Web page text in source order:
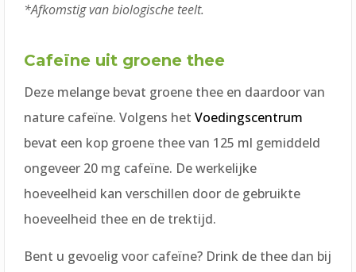
*Afkomstig van biologische teelt.
Cafeïne uit groene thee
Deze melange bevat groene thee en daardoor van
nature cafeïne. Volgens het Voedingscentrum
bevat een kop groene thee van 125 ml gemiddeld
ongeveer 20 mg cafeïne. De werkelijke
hoeveelheid kan verschillen door de gebruikte
hoeveelheid thee en de trektijd.
Bent u gevoelig voor cafeïne? Drink de thee dan bij